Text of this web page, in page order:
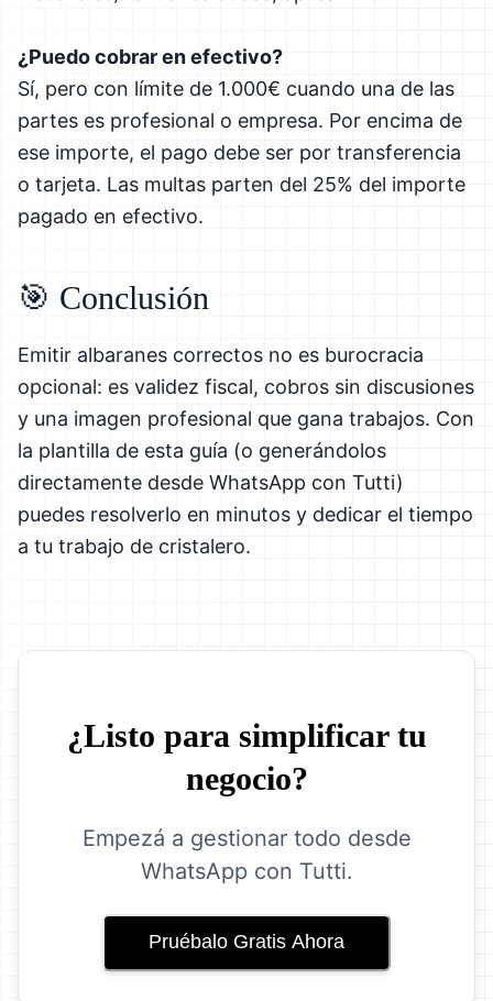
¿Puedo cobrar en efectivo?
Sí, pero con límite de 1.000€ cuando una de las
partes es profesional o empresa. Por encima de
ese importe, el pago debe ser por transferencia
o tarjeta. Las multas parten del 25% del importe
pagado en efectivo.
🎯 Conclusión
Emitir albaranes correctos no es burocracia
opcional: es validez fiscal, cobros sin discusiones
y una imagen profesional que gana trabajos. Con
la plantilla de esta guía (o generándolos
directamente desde WhatsApp con Tutti)
puedes resolverlo en minutos y dedicar el tiempo
a tu trabajo de cristalero.
¿Listo para simplificar tu
negocio?
Empezá a gestionar todo desde
WhatsApp con Tutti.
Pruébalo Gratis Ahora